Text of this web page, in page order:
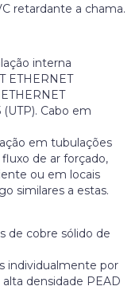
retardante a chama.
interna
ETHERNET
(UTP). Cabo em
em tubulações
de ar forçado,
ou em locais
similares a estas.
de cobre sólido de
individualmente por
densidade PEAD